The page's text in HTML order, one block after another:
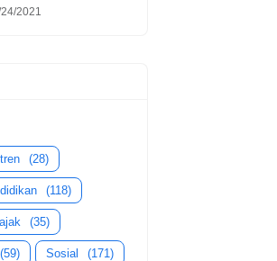
2021
(28)
(118)
(35)
(59) Sosial (171)